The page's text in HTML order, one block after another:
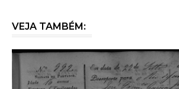
VEJA TAMBÉM: